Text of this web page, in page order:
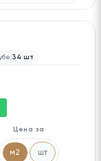
34 шт
Цена за
м2 шт